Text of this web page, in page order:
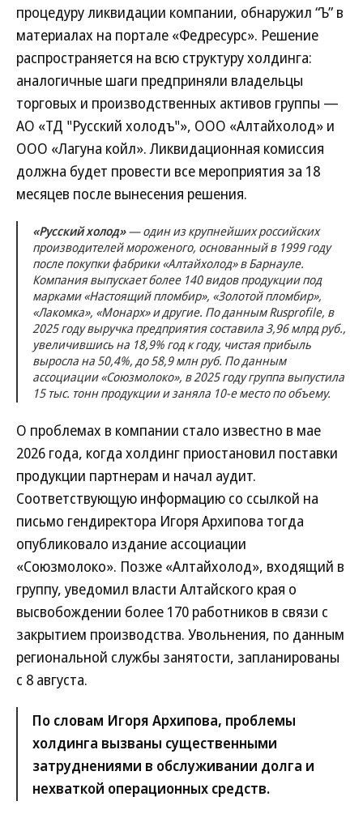
процедуру ликвидации компании, обнаружил “Ъ” в
материалах на портале «Федресурс». Решение
распространяется на всю структуру холдинга:
аналогичные шаги предприняли владельцы
торговых и производственных активов группы —
АО «ТД "Русский холодъ"», ООО «Алтайхолод» и
ООО «Лагуна койл». Ликвидационная комиссия
должна будет провести все мероприятия за 18
месяцев после вынесения решения.
«Русский холод»— один из крупнейших российских
производителей мороженого, основанный в 1999 году
после покупки фабрики «Алтайхолод» в Барнауле.
Компания выпускает более 140 видов продукции под
марками «Настоящий пломбир», «Золотой пломбир»,
«Лакомка», «Монарх» и другие. По данным Rusprofile, в
2025 году выручка предприятия составила 3,96 млрд руб.,
увеличившись на 18,9% год к году, чистая прибыль
выросла на 50,4%, до 58,9 млн руб. По данным
ассоциации «Союзмолоко», в 2025 году группа выпустила
15 тыс. тонн продукции и заняла 10-е место по объему.
О проблемах в компании стало известно в мае
2026 года, когда холдинг приостановил поставки
продукции партнерам и начал аудит.
Соответствующую информацию со ссылкой на
письмо гендиректора Игоря Архипова тогда
опубликовало издание ассоциации
«Союзмолоко». Позже «Алтайхолод», входящий в
группу, уведомил власти Алтайского края о
высвобождении более 170 работников в связи с
закрытием производства. Увольнения, по данным
региональной службы занятости, запланированы
с 8 августа.
По словам Игоря Архипова, проблемы
холдинга вызваны существенными
затруднениями в обслуживании долга и
нехваткой операционных средств.